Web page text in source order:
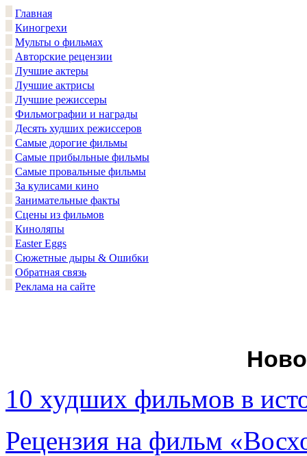
Главная
Киногрехи
Мульты о фильмах
Авторские рецензии
Лучшие актеры
Лучшие актрисы
Лучшие режиссеры
Фильмографии и награды
Десять худших режиссеров
Самые дорогие фильмы
Самые прибыльные фильмы
Самые провальные фильмы
За кулисами кино
Занимательные факты
Сцены из фильмов
Киноляпы
Easter Eggs
Сюжетные дыры & Ошибки
Обратная связь
Реклама на сайте
10 худших фильмов в
Рецензия на фильм